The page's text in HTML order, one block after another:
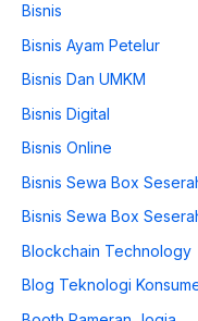
Bisnis
Bisnis Ayam Petelur
Bisnis Dan UMKM
Bisnis Digital
Bisnis Online
Bisnis Sewa Box
Bisnis Sewa Box
Blockchain Technology
Blog Teknologi